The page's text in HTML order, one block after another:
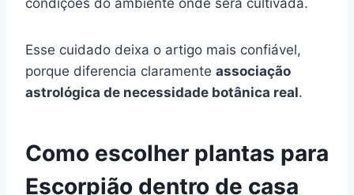
Esse cuidado deixa o artigo mais confiável,
porque diferencia claramente associação
astrológica de necessidade botânica real.
Como escolher plantas para
Escorpião dentro de casa